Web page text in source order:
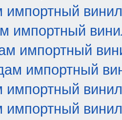
импортный винил
импортный
импортный
импортный
импортный винил
импортный винил